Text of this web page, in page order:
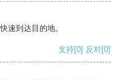
速到达目的地。
支持[0] 反对[0]